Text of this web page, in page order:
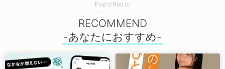
Pop'n'Roll.tv
RECOMMEND